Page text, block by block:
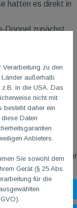
hatten es direkt in
Doppel zunächst
in Rückstand.
auf und die Doppel
hatten beide die
und gewannen den
sich von eigenen
das Match.
Jonathan und
über die volle
21:17, 15:21
vom Feld. Unser
die
maximal
selten
Verarbeitung zu den
außerhalb
z.B. in die USA. Das
nicht mit
besteht daher ein
Daten
Anbieters.
Sie sowohl dem
Gerät (§ 25 Abs.
für die